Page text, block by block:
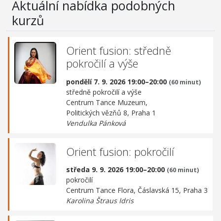
Aktuální nabídka podobných
kurzů
Orient fusion: středně
pokročilí a výše
pondělí 7. 9. 2026 19:00–20:00 (60 minut)
středně pokročilí a výše
Centrum Tance Muzeum,
Politických vězňů 8, Praha 1
Vendulka Pánková
Orient fusion: pokročilí
středa 9. 9. 2026 19:00–20:00 (60 minut)
pokročilí
Centrum Tance Flora, Čáslavská 15, Praha 3
Karolina Štraus Idris